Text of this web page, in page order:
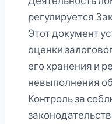
регулируется
Этот документ
оценки
его хранения и
невыполнения
Контроль за